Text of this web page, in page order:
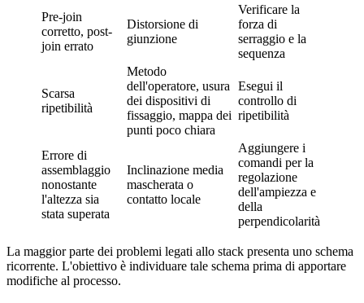
Pre-join
corretto, post-
join errato
Distorsione di
giunzione
Verificare la
forza di
serraggio e la
sequenza
Scarsa
ripetibilità
Metodo
dell'operatore, usura
dei dispositivi di
fissaggio, mappa dei
punti poco chiara
Esegui il
controllo di
ripetibilità
Errore di
assemblaggio
nonostante
l'altezza sia
stata superata
Inclinazione media
mascherata o
contatto locale
Aggiungere i
comandi per la
regolazione
dell'ampiezza e
della
perpendicolarità
La maggior parte dei problemi legati allo stack presenta uno schema
ricorrente. L'obiettivo è individuare tale schema prima di apportare
modifiche al processo.